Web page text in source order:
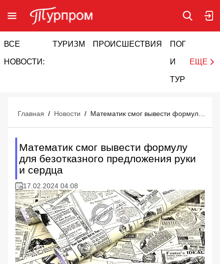
ВСЕ
НОВОСТИ:
ТУРИЗМ ПРОИСШЕСТВИЯ ПОГОДА
И
ТУРИЗМ
ЕЩЕ
Главная / Новости /
Математик смог вывести формулу
для безотказного предложения руки
и сердца
17.02.2024 04:08